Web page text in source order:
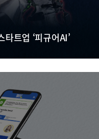
트업 ‘피규어AI’